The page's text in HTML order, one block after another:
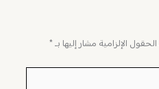
الحقول الإلزامية مشار إليها بـ*